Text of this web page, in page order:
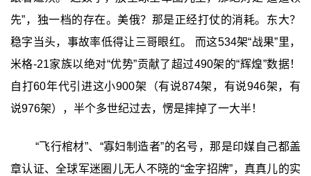
先”，独一档的存在。美俄？那是正经打仗的消耗。东大？
稳字当头，事故率低得让三哥眼红。 而这534架“战果”里，
米格-21家族以绝对“优势”贡献了超过490架的“辉煌”数据！
自打60年代引进这小900架（有说874架，有说946架，有
说976架），半个多世纪过去，愣是摔掉了一大半！
“飞行棺材”、“寡妇制造者”的名号，那是印媒自己都盖
章认证、全球军迷圈儿无人不晓的“金字招牌”，真真儿的实